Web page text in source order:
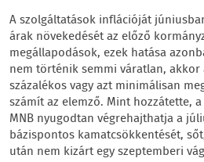
A szolgáltatások inflációját
árak növekedését az előző
megállapodások, ezek hatása
nem történik semmi váratlan, akkor
százalékos vagy azt minimálisan
számít az elemző. Mint hozzátette,
MNB nyugodtan végrehajthatja a
bázispontos kamatcsökkentését,
után nem kizárt egy szeptemberi